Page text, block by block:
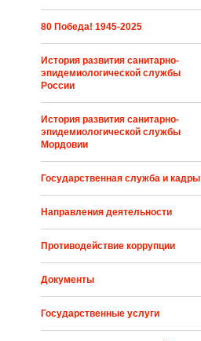
80 Победа! 1945-2025
История развития санитарно-
эпидемиологической службы
России
История развития санитарно-
эпидемиологической службы
Мордовии
Государственная служба и кадры
Направления деятельности
Противодействие коррупции
Документы
Государственные услуги